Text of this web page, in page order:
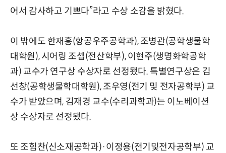
어서 감사하고 기쁘다”라고 수상 소감을 밝혔다.
이 밖에도 한재흥(항공우주공학과), 조병관(공학생물학
대학원), 시어링 조셉(전산학부), 이현주(생명화학공학
과) 교수가 연구상 수상자로 선정됐다. 특별연구상은 김
선창(공학생물학대학원), 조우영(전기 및 전자공학부) 교
수가 받았으며, 김재경 교수(수리과학과)는 이노베이션
상 수상자로 선정됐다.
또 조힘찬(신소재공학과)·이정용(전기및전자공학부) 교